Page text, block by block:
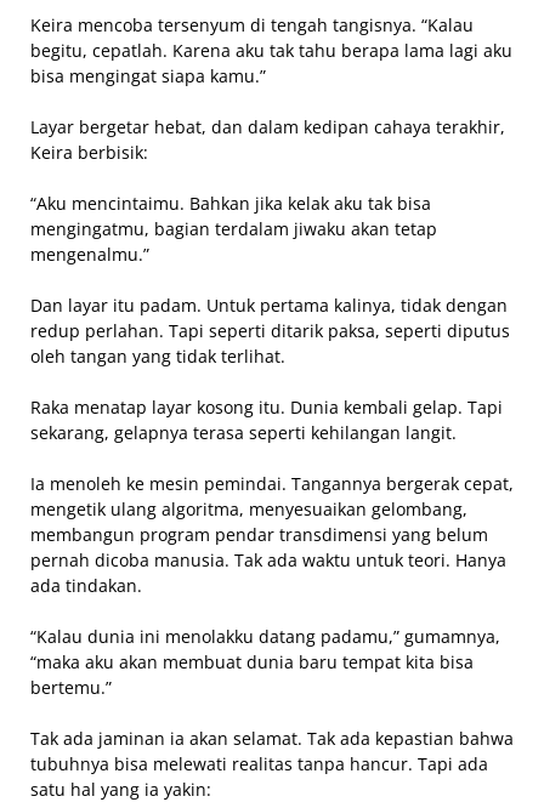
Keira mencoba tersenyum di tengah tangisnya. “Kalau
begitu, cepatlah. Karena aku tak tahu berapa lama lagi aku
bisa mengingat siapa kamu.”
Layar bergetar hebat, dan dalam kedipan cahaya terakhir,
Keira berbisik:
“Aku mencintaimu. Bahkan jika kelak aku tak bisa
mengingatmu, bagian terdalam jiwaku akan tetap
mengenalmu.”
Dan layar itu padam. Untuk pertama kalinya, tidak dengan
redup perlahan. Tapi seperti ditarik paksa, seperti diputus
oleh tangan yang tidak terlihat.
Raka menatap layar kosong itu. Dunia kembali gelap. Tapi
sekarang, gelapnya terasa seperti kehilangan langit.
Ia menoleh ke mesin pemindai. Tangannya bergerak cepat,
mengetik ulang algoritma, menyesuaikan gelombang,
membangun program pendar transdimensi yang belum
pernah dicoba manusia. Tak ada waktu untuk teori. Hanya
ada tindakan.
“Kalau dunia ini menolakku datang padamu,” gumamnya,
“maka aku akan membuat dunia baru tempat kita bisa
bertemu.”
Tak ada jaminan ia akan selamat. Tak ada kepastian bahwa
tubuhnya bisa melewati realitas tanpa hancur. Tapi ada
satu hal yang ia yakin: